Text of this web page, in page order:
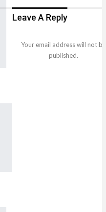
Leave A Reply
Your email address will not be
published.